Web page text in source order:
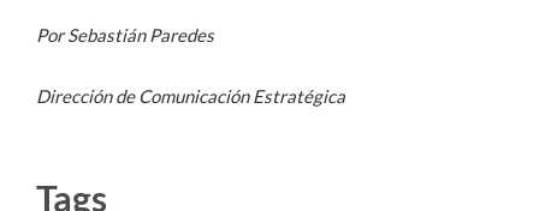
Por Sebastián Paredes
Dirección de Comunicación Estratégica
Tags